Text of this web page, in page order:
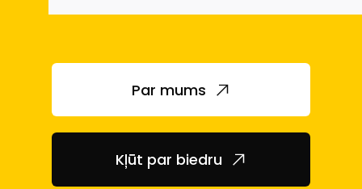
Par mums
Kļūt par biedru